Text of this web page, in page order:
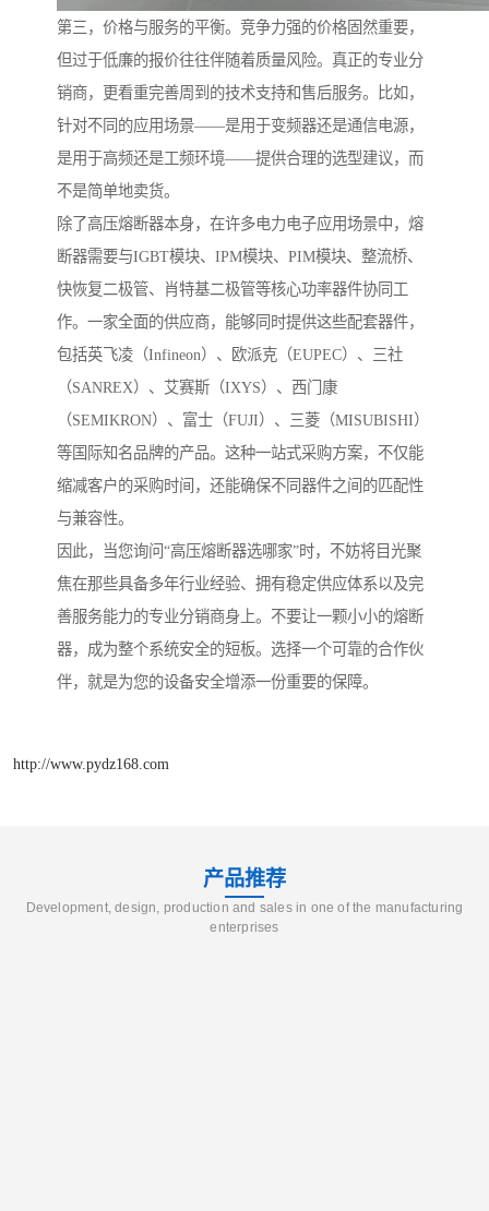
第三，价格与服务的平衡。竞争力强的价格固然重要，
但过于低廉的报价往往伴随着质量风险。真正的专业分
销商，更看重完善周到的技术支持和售后服务。比如，
针对不同的应用场景——是用于变频器还是通信电源，
是用于高频还是工频环境——提供合理的选型建议，而
不是简单地卖货。
除了高压熔断器本身，在许多电力电子应用场景中，熔
断器需要与IGBT模块、IPM模块、PIM模块、整流桥、
快恢复二极管、肖特基二极管等核心功率器件协同工
作。一家全面的供应商，能够同时提供这些配套器件，
包括英飞凌（Infineon）、欧派克（EUPEC）、三社
（SANREX）、艾赛斯（IXYS）、西门康
（SEMIKRON）、富士（FUJI）、三菱（MISUBISHI）
等国际知名品牌的产品。这种一站式采购方案，不仅能
缩减客户的采购时间，还能确保不同器件之间的匹配性
与兼容性。
因此，当您询问“高压熔断器选哪家”时，不妨将目光聚
焦在那些具备多年行业经验、拥有稳定供应体系以及完
善服务能力的专业分销商身上。不要让一颗小小的熔断
器，成为整个系统安全的短板。选择一个可靠的合作伙
伴，就是为您的设备安全增添一份重要的保障。
http://www.pydz168.com
产品推荐
Development, design, production and sales in one of the manufacturing
enterprises